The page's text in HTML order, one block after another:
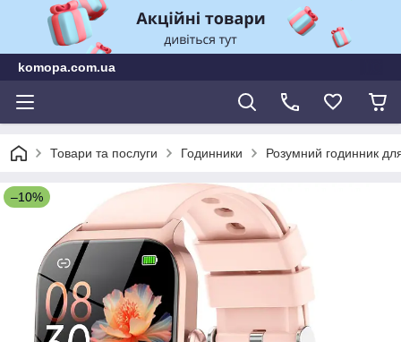
komopa.com.ua
Товари та послуги Годинники Розумний годинник
–10%